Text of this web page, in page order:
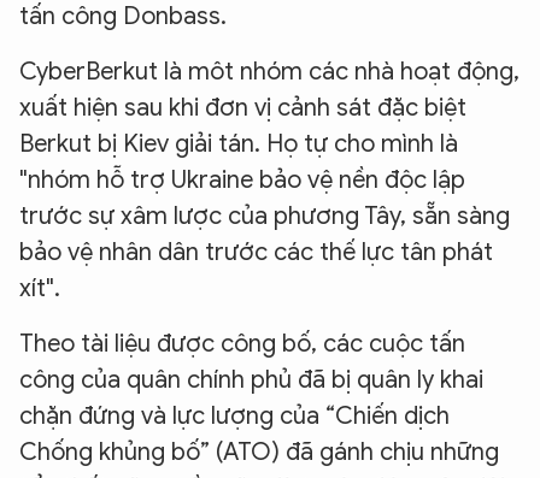
tấn công Donbass.
CyberBerkut là môt nhóm các nhà hoạt động,
xuất hiện sau khi đơn vị cảnh sát đặc biệt
Berkut bị Kiev giải tán. Họ tự cho mình là
"nhóm hỗ trợ Ukraine bảo vệ nền độc lập
trước sự xâm lược của phương Tây, sẵn sàng
bảo vệ nhân dân trước các thế lực tân phát
xít".
Theo tài liệu được công bố, các cuộc tấn
công của quân chính phủ đã bị quân ly khai
chặn đứng và lực lượng của “Chiến dịch
Chống khủng bố” (ATO) đã gánh chịu những